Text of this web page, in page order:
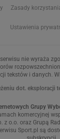
Zasady
Ustawienia
nie wyraża
tekstów i danych.
dot. eksploracji
Grupy
komercyjnej
z o.o. oraz Grupą
Sport.pl są